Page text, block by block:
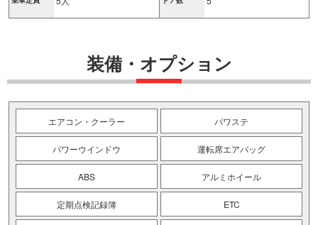
装備・オプション
エアコン・クーラー パワステ
パワーウインドウ 運転席エアバッグ
ABS アルミホイール
定期点検記録簿 ETC